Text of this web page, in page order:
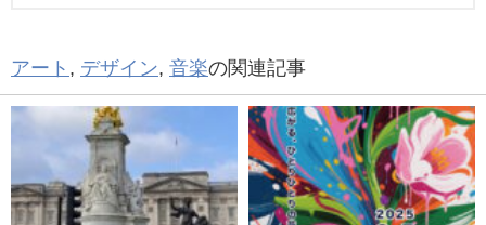
アート , デザイン, 音楽の関連記事